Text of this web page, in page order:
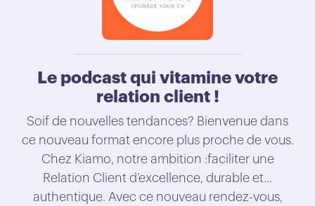
Le podcast qui vitamine votre
relation client !
Soif de nouvelles tendances? Bienvenue dans
ce nouveau format encore plus proche de vous.
Chez Kiamo, notre ambition :faciliter une
Relation Client d’excellence, durable et...
authentique. Avec ce nouveau rendez-vous,